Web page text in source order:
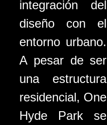
integración del
diseño con el
entorno urbano.
A pesar de ser
una estructura
residencial, One
Hyde Park se